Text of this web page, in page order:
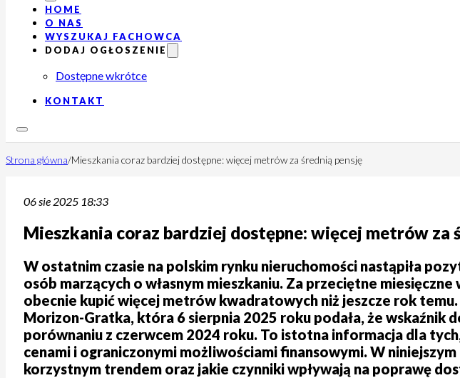
HOME
O NAS
WYSZUKAJ FACHOWCA
DODAJ OGŁOSZENIE
Dostępne wkrótce
KONTAKT
Strona główna/Mieszkania coraz bardziej dostępne: więcej metrów za średnią pensję
06 sie 2025 18:33
Mieszkania coraz bardziej dostępne: więcej metrów za
W ostatnim czasie na polskim rynku nieruchomości nastąpiła
osób marzących o własnym mieszkaniu. Za przeciętne
obecnie kupić więcej metrów kwadratowych niż jeszcze rok
Morizon-Gratka, która 6 sierpnia 2025 roku podała, że wskaźnik
porównaniu z czerwcem 2024 roku. To istotna informacja dla
cenami i ograniczonymi możliwościami finansowymi. W
korzystnym trendem oraz jakie czynniki wpływają na poprawę